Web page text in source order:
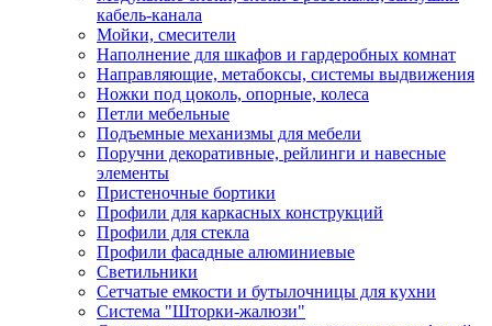
кабель-канала
Мойки, смесители
Наполнение для шкафов и гардеробных комнат
Направляющие, метабоксы, системы выдвижения
Ножки под цоколь, опорные, колеса
Петли мебельные
Подъемные механизмы для мебели
Поручни декоративные, рейлинги и навесные
элементы
Пристеночные бортики
Профили для каркасных конструкций
Профили для стекла
Профили фасадные алюминиевые
Светильники
Сетчатые емкости и бутылочницы для кухни
Система "Шторки-жалюзи"